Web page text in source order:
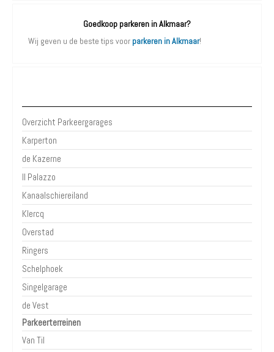
Goedkoop parkeren in Alkmaar?
Wij geven u de beste tips voor parkeren in Alkmaar!
Overzicht Parkeergarages
Karperton
de Kazerne
Il Palazzo
Kanaalschiereiland
Klercq
Overstad
Ringers
Schelphoek
Singelgarage
de Vest
Parkeerterreinen
Van Til